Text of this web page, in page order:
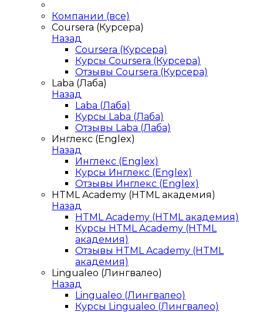
Компании (все)
Coursera (Курсера)
Назад
Coursera (Курсера)
Курсы Coursera (Курсера)
Отзывы Coursera (Курсера)
Laba (Лаба)
Назад
Laba (Лаба)
Курсы Laba (Лаба)
Отзывы Laba (Лаба)
Инглекс (Englex)
Назад
Инглекс (Englex)
Курсы Инглекс (Englex)
Отзывы Инглекс (Englex)
HTML Academy (HTML академия)
Назад
HTML Academy (HTML академия)
Курсы HTML Academy (HTML
академия)
Отзывы HTML Academy (HTML
академия)
Lingualeo (Лингвалео)
Назад
Lingualeo (Лингвалео)
Курсы Lingualeo (Лингвалео)